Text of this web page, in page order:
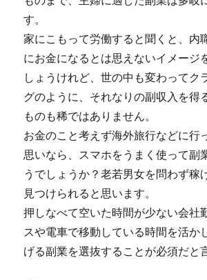
す。
家にこもって労働すると聞くと、内
にお金になるとは思えないイメージ
しょうけれど、世の中も変わってク
グのように、それなりの副収入を得
ものも稀ではありません。
お金のこと考えず海外旅行などに行
思いなら、スマホをうまく使って副
うでしょうか？老若男女を問わず稼
見つけられると思います。
押しなべて空いた時間が少ない会社
スや電車で移動している時間を活か
げる副業を選抜することが必須だと